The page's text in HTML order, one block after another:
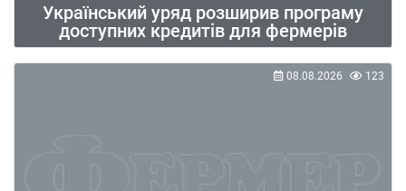
Український уряд розширив програму
доступних кредитів для фермерів
08.08.2026 123